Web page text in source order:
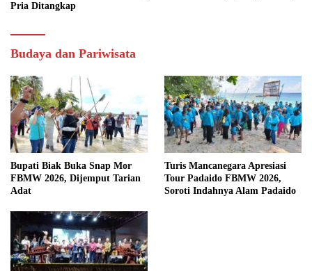
Pria Ditangkap
Budaya dan Pariwisata
Bupati Biak Buka Snap Mor
FBMW 2026, Dijemput Tarian
Adat
Turis Mancanegara Apresiasi
Tour Padaido FBMW 2026,
Soroti Indahnya Alam Padaido